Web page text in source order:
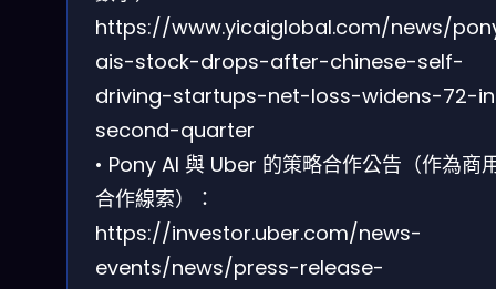
https://www.yicaiglobal.com/news/
ais-stock-drops-after-chinese-self-
driving-startups-net-loss-widens-72-
second-quarter
• Pony AI 與 Uber 的策略合作公告（作為商
合作線索）：
https://investor.uber.com/news-
events/news/press-release-